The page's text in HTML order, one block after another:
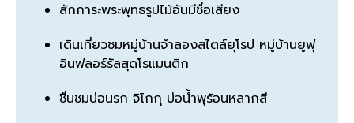
สักการะพระพุทธรูปไม้อันมีชื่อเสียง
เดินเที่ยวชมหมู่บ้านจำลองสไตล์ยุโรป หมู่บ้านยูฟุ
อินฟลอร์รัลสุดโรแมนติก
ชื่นชมบ่อนรก จิโกกุ บ่อน้ำพุร้อนหลากสี